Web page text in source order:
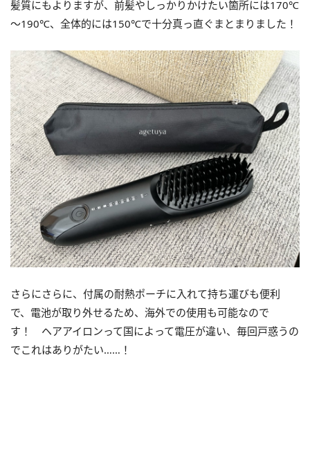
髪質にもよりますが、前髪やしっかりかけたい箇所には170℃
～190℃、全体的には150℃で十分真っ直ぐまとまりました！
さらにさらに、付属の耐熱ポーチに入れて持ち運びも便利
で、電池が取り外せるため、海外での使用も可能なので
す！ ヘアアイロンって国によって電圧が違い、毎回戸惑うの
でこれはありがたい……！